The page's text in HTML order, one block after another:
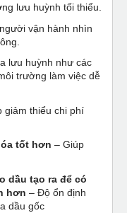
lưu huỳnh tối thiểu.
vận hành nhìn
lưu huỳnh như các
trường làm việc dễ
giảm thiểu chi phí
tốt hơn – Giúp
dầu tạo ra để có
hơn – Độ ổn định
dầu gốc